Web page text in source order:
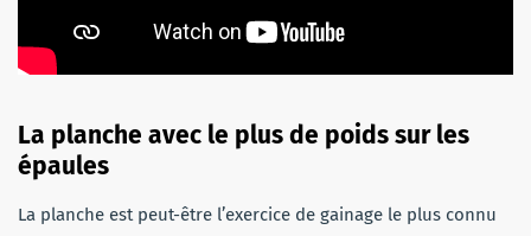
La planche avec le plus de poids sur les
épaules
La planche est peut-être l’exercice de gainage le plus connu